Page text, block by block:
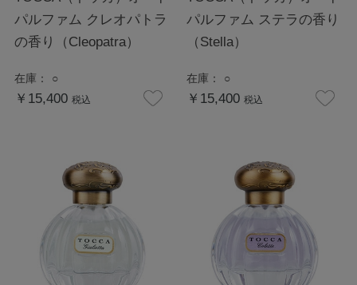
パルファム クレオパトラ
の香り（Cleopatra）
在庫： ○
￥15,400 税込
パルファム ステラの香り
（Stella）
在庫： ○
￥15,400 税込